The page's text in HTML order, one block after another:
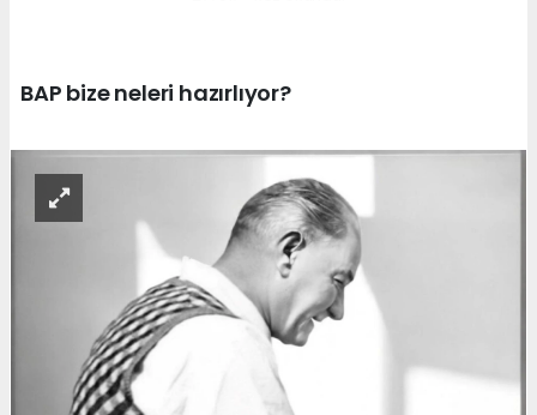
BAP bize neleri hazırlıyor?